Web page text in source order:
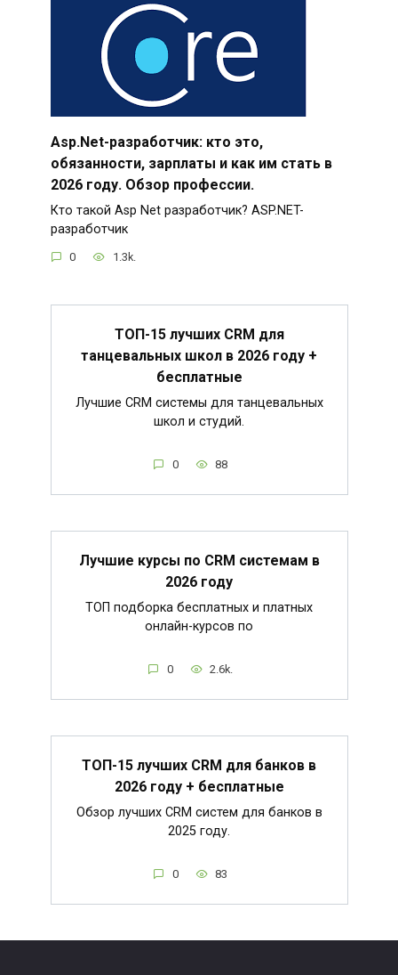
Asp.Net-разработчик: кто это,
обязанности, зарплаты и как им стать в
2026 году. Обзор профессии.
Кто такой Asp Net разработчик? ASP.NET-
разработчик
0 1.3k.
ТОП-15 лучших CRM для
танцевальных школ в 2026 году +
бесплатные
Лучшие CRM системы для танцевальных
школ и студий.
0 88
Лучшие курсы по CRM системам в
2026 году
ТОП подборка бесплатных и платных
онлайн-курсов по
0 2.6k.
ТОП-15 лучших CRM для банков в
2026 году + бесплатные
Обзор лучших CRM систем для банков в
2025 году.
0 83